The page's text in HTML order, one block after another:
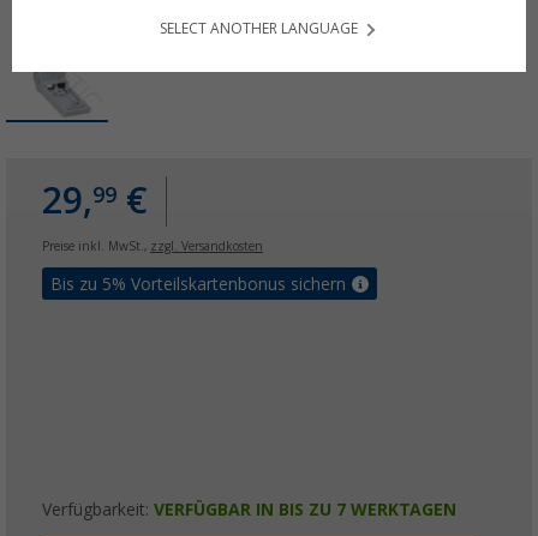
29,99 €
Preise inkl. MwSt., zzgl. Versandkosten
Bis zu 5% Vorteilskartenbonus sichern
Verfügbarkeit: VERFÜGBAR IN BIS ZU 7 WERKTAGEN
SELECT ANOTHER LANGUAGE